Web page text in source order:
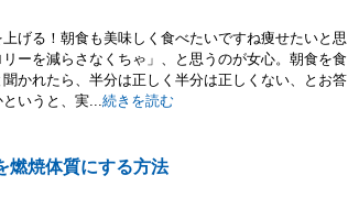
げる！朝食も美味しく食べたいですね痩せたいと思
ーを減らさなくちゃ」、と思うのが女心。朝食を食
かれたら、半分は正しく半分は正しくない、とお答
いうと、実...続きを読む
燃焼体質にする方法